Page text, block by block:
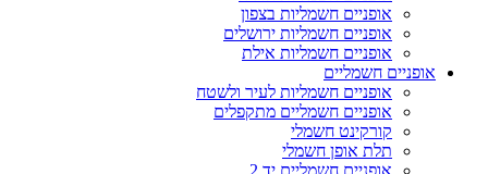
אופניים חשמליות בצפון
אופניים חשמליות ירושלים
אופניים חשמליות אילת
אופניים חשמליים
אופניים חשמליות לעיר ולשטח
אופניים חשמליים מתקפלים
קורקינט חשמלי
תלת אופן חשמלי
אופניים חשמליים יד 2